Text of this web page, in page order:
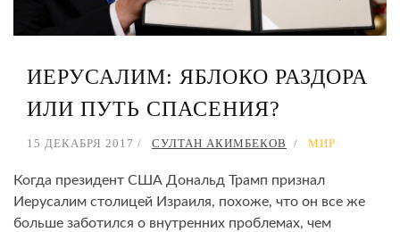
ИЕРУСАЛИМ: ЯБЛОКО РАЗДОРА
ИЛИ ПУТЬ СПАСЕНИЯ?
15 ДЕКАБРЯ 2017 СУЛТАН АКИМБЕКОВ МИР
Когда президент США Дональд Трамп признал
Иерусалим столицей Израиля, похоже, что он все же
больше заботился о внутренних проблемах, чем